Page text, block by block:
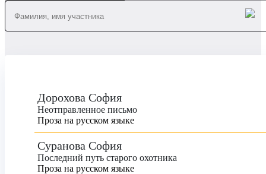
Дорохова София
Неотправленное письмо
Проза на русском языке
Суранова София
Последний путь старого охотника
Проза на русском языке